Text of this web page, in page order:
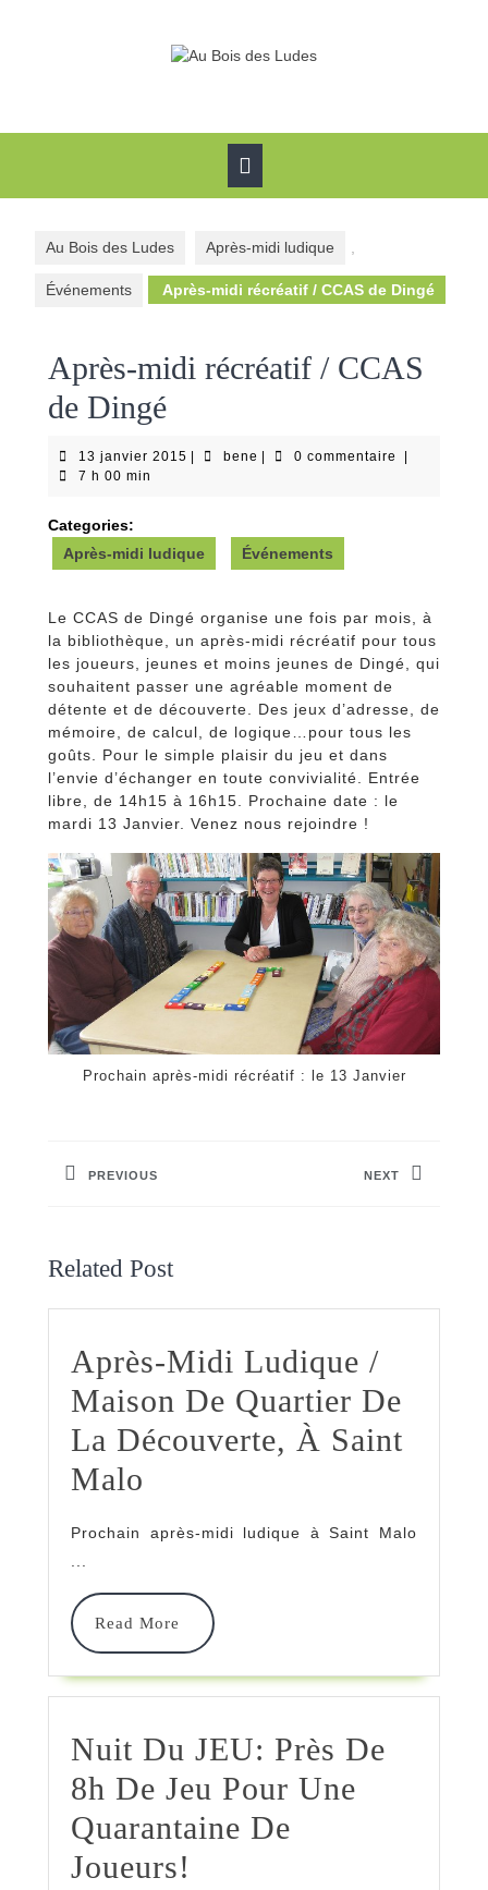
Au Bois des Ludes Après-midi ludique
Événements Après-midi récréatif / CCAS de Dingé
Après-midi récréatif / CCAS
de Dingé
13 janvier 2015 13
| bene bene
| 0 commentaire
|
7 h 00 min
Categories:
Après-midi ludique
Événements
Le CCAS de Dingé organise une fois par mois, à
la bibliothèque, un après-midi récréatif pour tous
les joueurs, jeunes et moins jeunes de Dingé, qui
souhaitent passer une agréable moment de
détente et de découverte. Des jeux d’adresse, de
mémoire, de calcul, de logique…pour tous les
goûts. Pour le simple plaisir du jeu et dans
l’envie d’échanger en toute convivialité. Entrée
libre, de 14h15 à 16h15. Prochaine date : le
mardi 13 Janvier. Venez nous rejoindre !
Prochain après-midi récréatif : le 13 Janvier
l’article
PREVIOUS NEXT
Related Post
Après-Midi Ludique /
Maison De Quartier De
La Découverte, À Saint
Malo
/
Maison
De
De
La
Découverte,
À
Prochain après-midi ludique à Saint Malo
Read More
Read
More
Nuit Du JEU: Près De
8h De Jeu Pour Une
Quarantaine De
Joueurs!